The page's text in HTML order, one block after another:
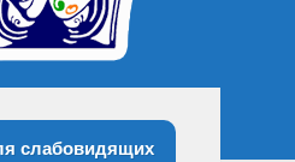
слабовидящих